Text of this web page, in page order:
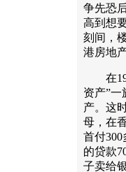
争先恐
高到想
刻间，
港房地
在
资产”一
产。这
母，在
首付
的贷款
子卖给